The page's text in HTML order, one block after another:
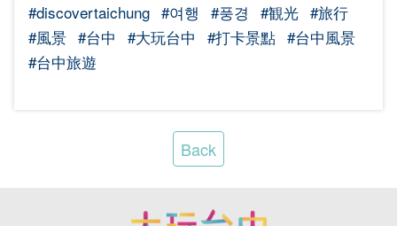
#discovertaichung #여행 #풍경 #観光 #旅行
#風景 #台中 #大玩台中 #打卡景點 #台中風景
#台中旅遊
Back